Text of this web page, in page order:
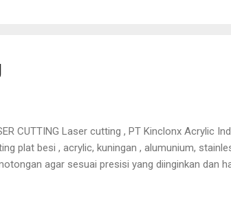
CUTTING Laser cutting , PT Kinclonx Acrylic
plat besi , acrylic, kuningan , alumunium,
agar sesuai presisi yang diinginkan dan